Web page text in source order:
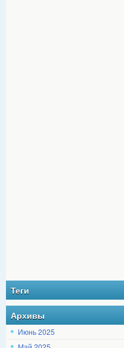
Теги
Архивы
Июнь 2025